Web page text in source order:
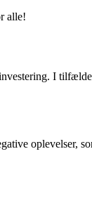
alle!
I
oplevelser,